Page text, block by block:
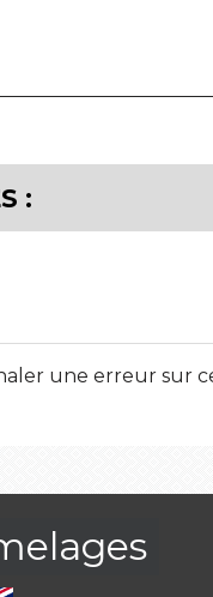
:
une erreur sur